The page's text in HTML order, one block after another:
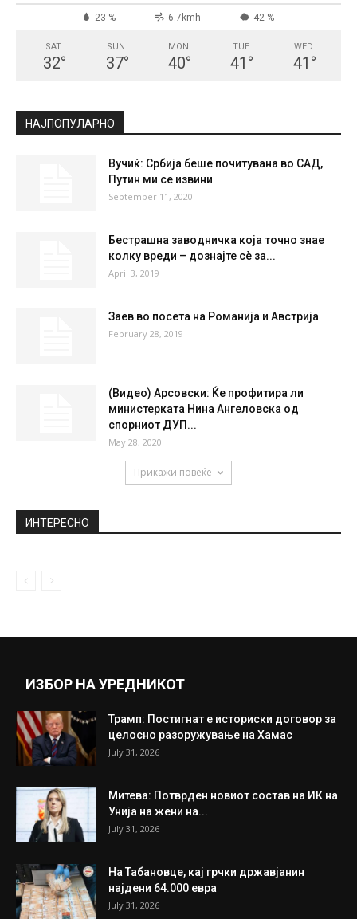
23 % 6.7kmh 42 %
SAT
32°
SUN
37°
MON
40°
TUE
41 °
WED
41 °
НАЈПОПУЛАРНО
Вучиќ: Србија беше почитувана во САД,
Путин ми се извини
September 11, 2020
Бестрашна заводничка која точно знае
колку вреди – дознајте сè за...
April 3, 2019
Заев во посета на Романија и Австрија
February 28, 2019
(Видео) Арсовски: Ќе профитира ли
министерката Нина Ангеловска од
спорниот ДУП...
May 28, 2020
Прикажи повеќе
ИНТЕРЕСНО
ИЗБОР НА УРЕДНИКОТ
Трамп: Постигнат е историски договор за
целосно разоружување на Хамас
July 31, 2026
Митева: Потврден новиот состав на ИК на
Унија на жени на...
July 31, 2026
На Табановце, кај грчки државјанин
најдени 64.000 евра
July 31, 2026